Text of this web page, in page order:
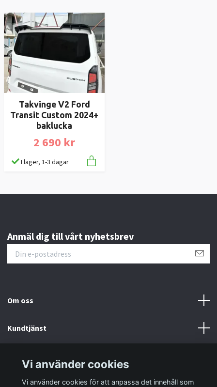
Takvinge V2 Ford
Transit Custom 2024+
baklucka
2 690 kr
I lager, 1-3 dagar
Anmäl dig till vårt nyhetsbrev
Om oss
Kundtjänst
Sociala medier
Vi använder cookies
Vi använder cookies för att anpassa det innehåll som